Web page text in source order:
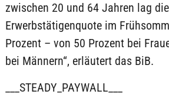
zwischen 20 und 64 Jahren lag die
Erwerbstätigenquote im
Prozent – von 50 Prozent bei
bei Männern“, erläutert das BiB.
___STEADY_PAYWALL___